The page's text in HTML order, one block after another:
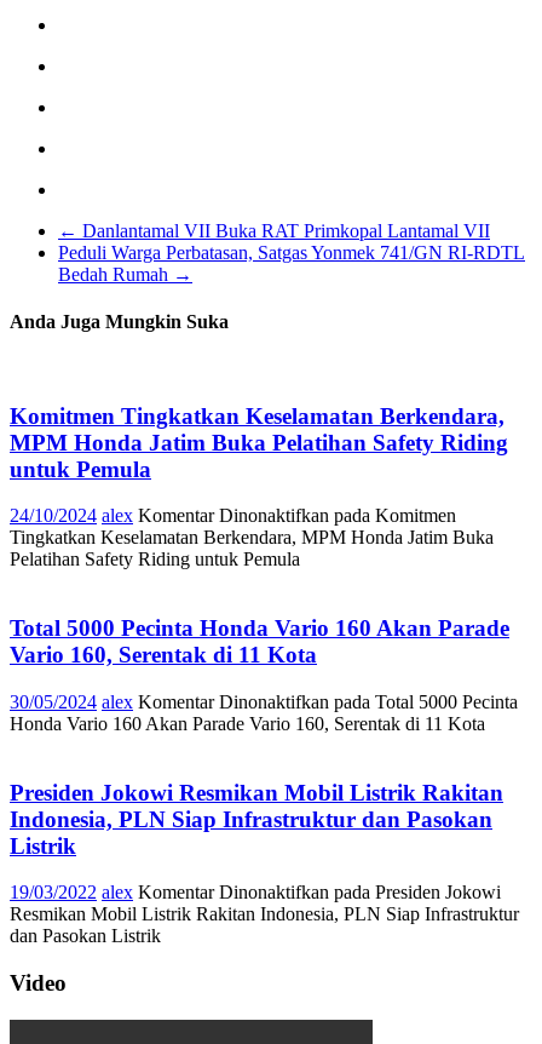
← Danlantamal VII Buka RAT Primkopal Lantamal VII
Peduli Warga Perbatasan, Satgas Yonmek 741/GN RI-RDTL
Bedah Rumah →
Anda Juga Mungkin Suka
Komitmen Tingkatkan Keselamatan Berkendara,
MPM Honda Jatim Buka Pelatihan Safety Riding
untuk Pemula
24/10/2024 alex Komentar Dinonaktifkan pada Komitmen
Tingkatkan Keselamatan Berkendara, MPM Honda Jatim Buka
Pelatihan Safety Riding untuk Pemula
Total 5000 Pecinta Honda Vario 160 Akan Parade
Vario 160, Serentak di 11 Kota
30/05/2024 alex Komentar Dinonaktifkan pada Total 5000 Pecinta
Honda Vario 160 Akan Parade Vario 160, Serentak di 11 Kota
Presiden Jokowi Resmikan Mobil Listrik Rakitan
Indonesia, PLN Siap Infrastruktur dan Pasokan
Listrik
19/03/2022 alex Komentar Dinonaktifkan pada Presiden Jokowi
Resmikan Mobil Listrik Rakitan Indonesia, PLN Siap Infrastruktur
dan Pasokan Listrik
Video